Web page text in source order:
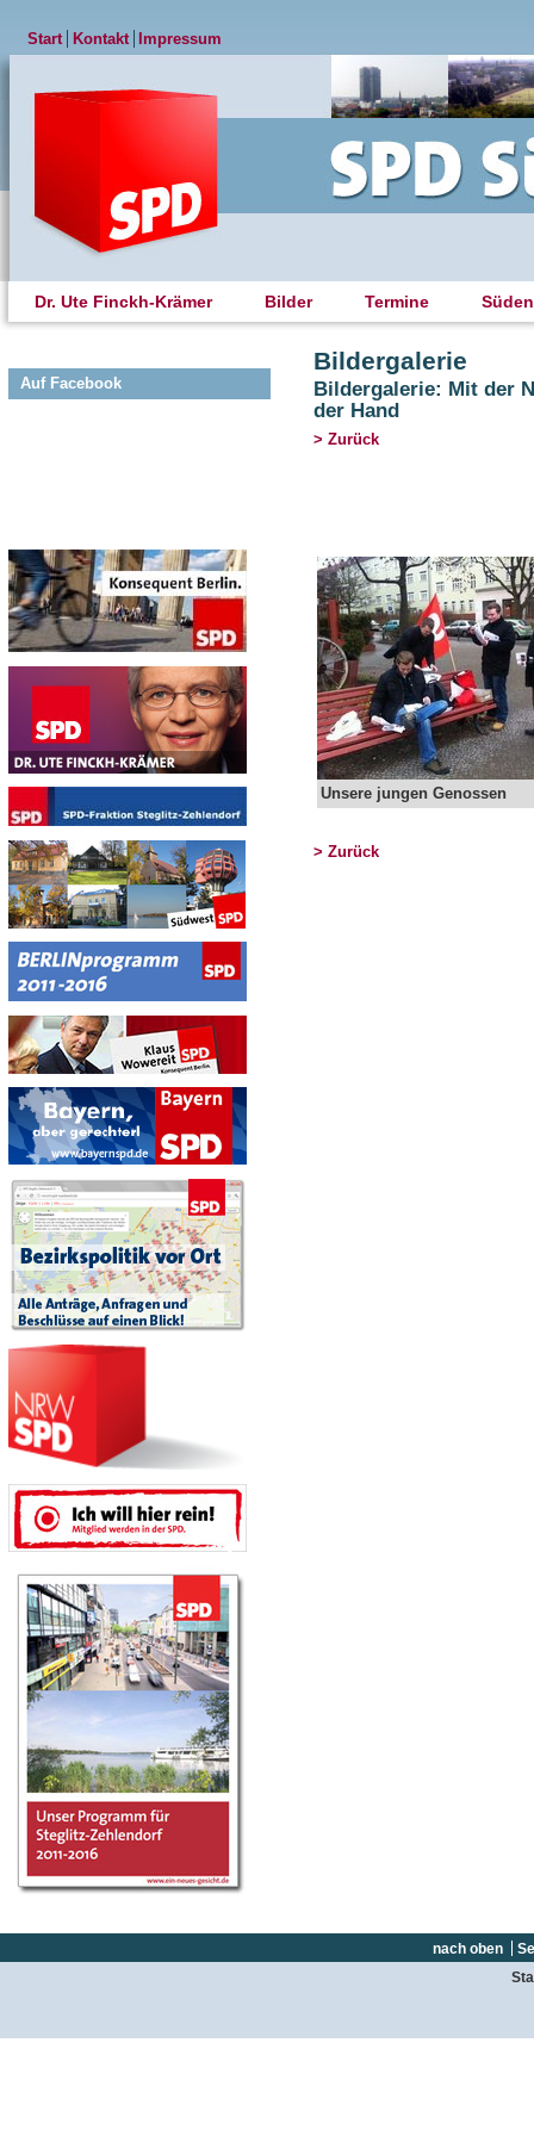
Start Kontakt Impressum
Bildergalerie
Bildergalerie: Mit der
der Hand
> Zurück
Unsere jungen Genossen
> Zurück
Dr. Ute Finckh-Krämer Bilder Termine
Auf Facebook
nach oben